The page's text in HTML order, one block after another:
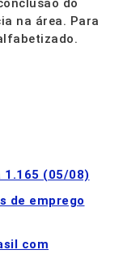
do
na área. Para
1.165 (05/08)
de emprego
com